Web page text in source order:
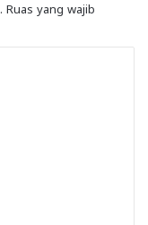
Ruas yang wajib